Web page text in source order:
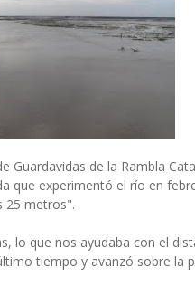
Guardavidas de la Rambla
que experimentó el río en
25 metros".
lo que nos ayudaba con el
tiempo y avanzó sobre la